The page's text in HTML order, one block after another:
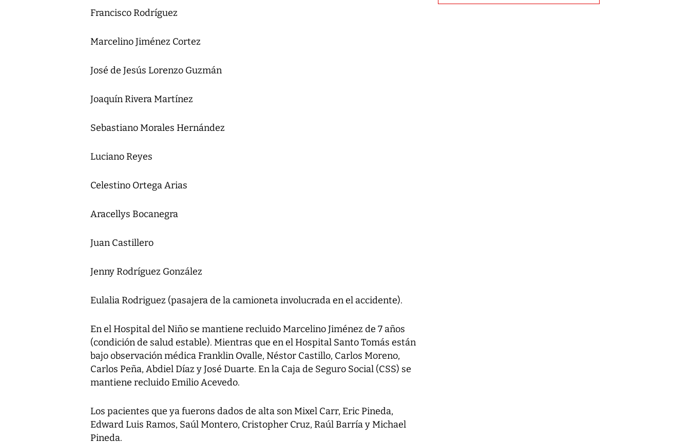
Francisco Rodríguez
Marcelino Jiménez Cortez
José de Jesús Lorenzo Guzmán
Joaquín Rivera Martínez
Sebastiano Morales Hernández
Luciano Reyes
Celestino Ortega Arias
Aracellys Bocanegra
Juan Castillero
Jenny Rodríguez González
Eulalia Rodriguez (pasajera de la camioneta involucrada en el accidente).
En el Hospital del Niño se mantiene recluido Marcelino Jiménez de 7 años
(condición de salud estable). Mientras que en el Hospital Santo Tomás están
bajo observación médica Franklin Ovalle, Néstor Castillo, Carlos Moreno,
Carlos Peña, Abdiel Díaz y José Duarte. En la Caja de Seguro Social (CSS) se
mantiene recluido Emilio Acevedo.
Los pacientes que ya fuerons dados de alta son Mixel Carr, Eric Pineda,
Edward Luis Ramos, Saúl Montero, Cristopher Cruz, Raúl Barría y Michael
Pineda.